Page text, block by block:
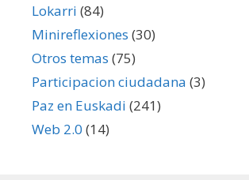
Lokarri (84)
Minireflexiones (30)
Otros temas (75)
Participacion ciudadana (3)
Paz en Euskadi (241)
Web 2.0 (14)